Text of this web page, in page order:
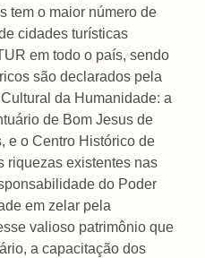
tem o maior número de
cidades turísticas
em todo o país, sendo
são declarados pela
da Humanidade: a
de Bom Jesus de
e o Centro Histórico de
riquezas existentes nas
do Poder
em zelar pela
valioso patrimônio que
a capacitação dos